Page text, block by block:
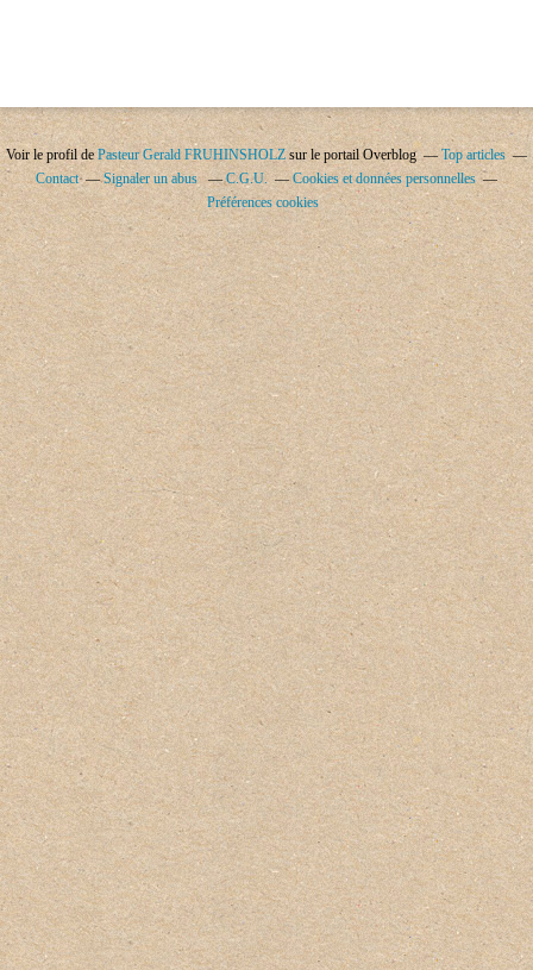
Voir le profil de Pasteur Gerald FRUHINSHOLZ sur le portail Overblog
Top articles
Contact
Signaler un abus C.G.U.
Cookies et données personnelles
Préférences cookies